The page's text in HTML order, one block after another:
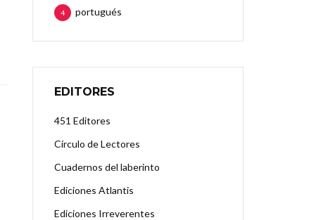
portugués
4
EDITORES
451 Editores
Círculo de Lectores
Cuadernos del laberinto
Ediciones Atlantis
Ediciones Irreverentes